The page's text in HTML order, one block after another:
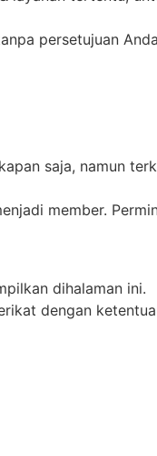
persetujuan
saja, namun
member.
dihalaman ini.
dengan